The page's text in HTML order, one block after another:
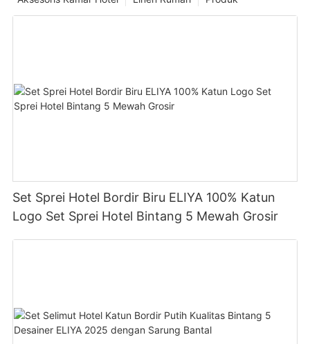
Set Sprei Hotel Bordir Biru ELIYA 100% Katun
Logo Set Sprei Hotel Bintang 5 Mewah Grosir